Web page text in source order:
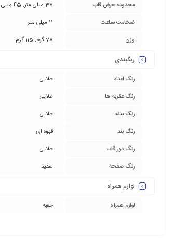
محدوده عرض قاب
37 میلی متر , 45 میلی متر
ضخامت ساعت
11 میلی متر
وزن
78 گرم , 115 گرم
رنگبندی
رنگ اعداد
طلایی
رنگ عقربه ها
طلایی
رنگ بدنه
طلایی
رنگ بند
قهوه ای
رنگ دور قاب
طلایی
رنگ صفحه
سفید
لوازم همراه
لوازم همراه جعبه